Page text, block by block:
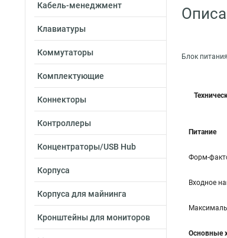
Кабель-менеджмент
Клавиатуры
Коммутаторы
Комплектующие
Коннекторы
Контроллеры
Концентраторы/USB Hub
Корпуса
Корпуса для майнинга
Кронштейны для мониторов
Блок
Питание
Форм-
Входное
Основные